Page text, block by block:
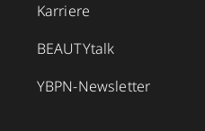
Karriere
BEAUTYtalk
YBPN-Newsletter